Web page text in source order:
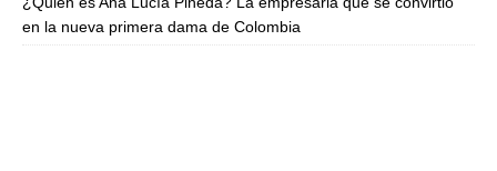
en la nueva primera dama de Colombia